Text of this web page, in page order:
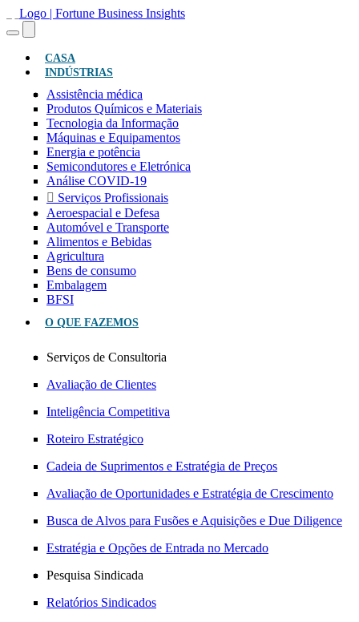
CASA
INDÚSTRIAS
Assistência médica
Produtos Químicos e Materiais
Tecnologia da Informação
Máquinas e Equipamentos
Energia e potência
Semicondutores e Eletrónica
Análise COVID-19
Serviços Profissionais
Aeroespacial e Defesa
Automóvel e Transporte
Alimentos e Bebidas
Agricultura
Bens de consumo
Embalagem
BFSI
O QUE FAZEMOS
Serviços de Consultoria
Avaliação de Clientes
Inteligência Competitiva
Roteiro Estratégico
Cadeia de Suprimentos e Estratégia de Preços
Avaliação de Oportunidades e Estratégia de Crescimento
Busca de Alvos para Fusões e Aquisições e Due Diligence
Estratégia e Opções de Entrada no Mercado
Pesquisa Sindicada
Relatórios Sindicados